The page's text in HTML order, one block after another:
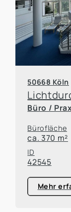
50668 Köln
Büro /
Bürofläche
ca. 370 m²
ID
42545
Mehr